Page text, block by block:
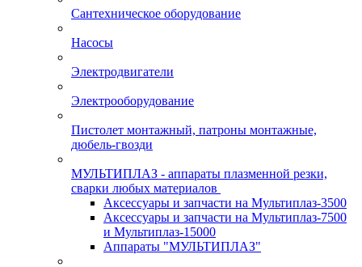
Сантехническое оборудование
Насосы
Электродвигатели
Электрооборудование
Пистолет монтажный, патроны монтажные,
дюбель-гвозди
МУЛЬТИПЛАЗ - аппараты плазменной резки,
сварки любых материалов
Аксессуары и запчасти на Мультиплаз-3500
Аксессуары и запчасти на Мультиплаз-7500
и Мультиплаз-15000
Аппараты "МУЛЬТИПЛАЗ"